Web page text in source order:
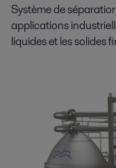
Système de
applications
liquides et les solides